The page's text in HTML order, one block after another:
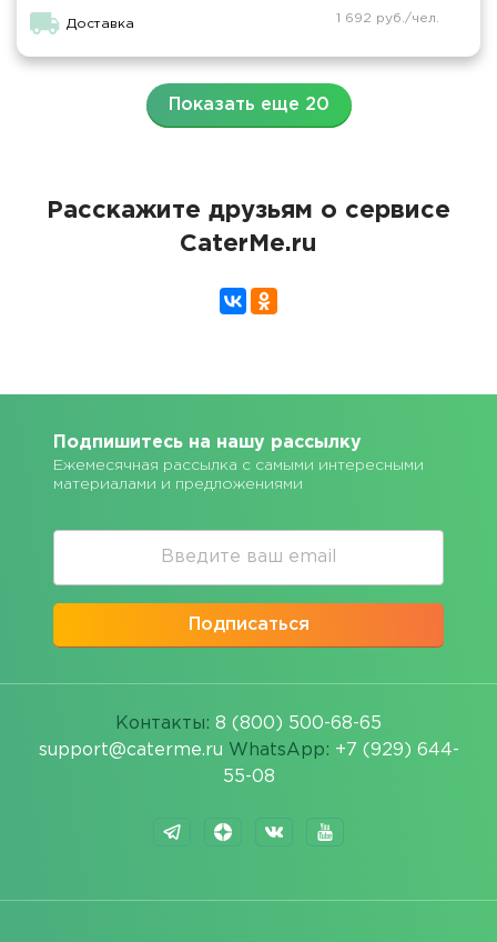
Доставка 1 692 руб./чел.
Показать еще 20
Расскажите друзьям о сервисе
CaterMe.ru
Подпишитесь на нашу рассылку
Ежемесячная рассылка с самыми интересными
материалами и предложениями
Подписаться
Контакты: 8 (800) 500-68-65
support@caterme.ru WhatsApp: +7 (929) 644-
55-08